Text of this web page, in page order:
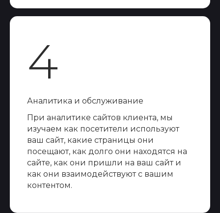
4
Аналитика и обслуживание
При аналитике сайтов клиента, мы
изучаем как посетители используют
ваш сайт, какие страницы они
посещают, как долго они находятся на
сайте, как они пришли на ваш сайт и
как они взаимодействуют с вашим
контентом.